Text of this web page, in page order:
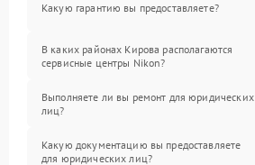
Какую гарантию вы предоставляете?
В каких районах Кирова располагаются
сервисные центры Nikon?
Выполняете ли вы ремонт для юридических
лиц?
Какую документацию вы предоставляете
для юридических лиц?